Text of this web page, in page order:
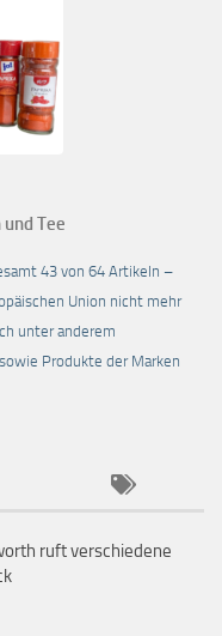
Tee
43 von 64 Artikeln –
Union nicht mehr
unter anderem
Produkte der Marken
ruft verschiedene